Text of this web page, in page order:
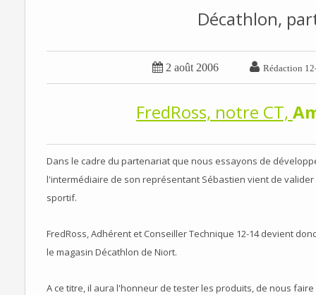
Décathlon,
 2 août 2006  Rédaction
FredRoss, notre CT,
Dans le cadre du partenariat que nous essayons de
l'intermédiaire de son représentant Sébastien vient de valider
sportif.
FredRoss, Adhérent et Conseiller Technique 12-14 devient
le magasin Décathlon de Niort.
A ce titre, il aura l'honneur de tester les produits, de nous